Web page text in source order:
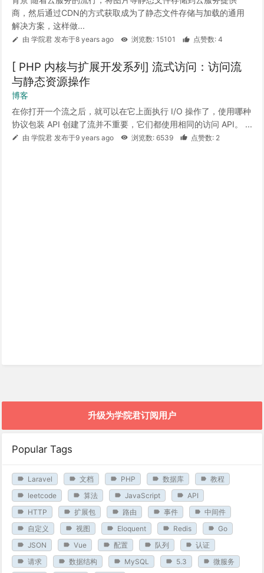
商，然后通过CDN的方式获取成为了静态文件存储与加载的通用
解决方案，这样做...
由 学院君 发布于8 years ago 浏览数: 15101 点赞数: 4
[ PHP 内核与扩展开发系列] 流式访问：访问流
与静态资源操作
博客
在你打开一个流之后，就可以在它上面执行 I/O 操作了，使用哪种
协议包装 API 创建了流并不重要，它们都使用相同的访问 API。 ...
由 学院君 发布于9 years ago 浏览数: 6539 点赞数: 2
升级为学院君订阅用户
Popular Tags
Laravel 文档 PHP 数据库
教程
leetcode
算法 JavaScript
API
HTTP
扩展包 路由 事件
中间件
自定义
视图 Eloquent Redis
Go
JSON
Vue 配置 队列
认证
请求
数据结构 MySQL 5.3
微服务